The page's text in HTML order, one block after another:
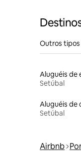
Outros
Setúbal
Aluguéis de
Setúbal
Airbnb